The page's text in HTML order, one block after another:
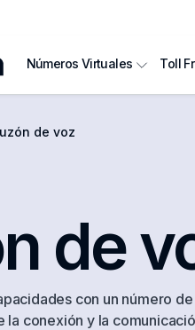
Números Virtuales Toll
de voz
de
con un número
la conexión y la